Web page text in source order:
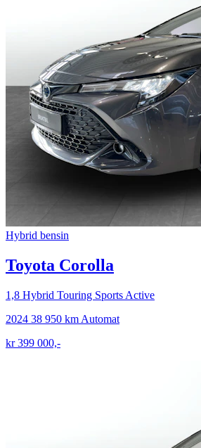
Hybrid bensin
Toyota Corolla
1,8 Hybrid Touring Sports Active
2024 38 950 km Automat
kr 399 000,-